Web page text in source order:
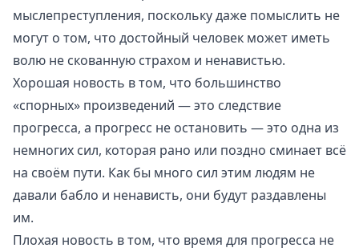
мыслепреступления, поскольку даже помыслить не
могут о том, что достойный человек может иметь
волю не скованную страхом и ненавистью.
Хорошая новость в том, что большинство
«спорных» произведений — это следствие
прогресса, а прогресс не остановить — это одна из
немногих сил, которая рано или поздно сминает всё
на своём пути. Как бы много сил этим людям не
давали бабло и ненависть, они будут раздавлены
им.
Плохая новость в том, что время для прогресса не